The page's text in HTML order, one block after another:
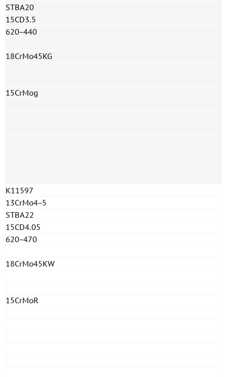
STBA20
15CD3.5
620−440
18CrMo45KG
15CrMog
K11597
13CrMo4−5
STBA22
15CD4.05
620−470
18CrMo45KW
15CrMoR